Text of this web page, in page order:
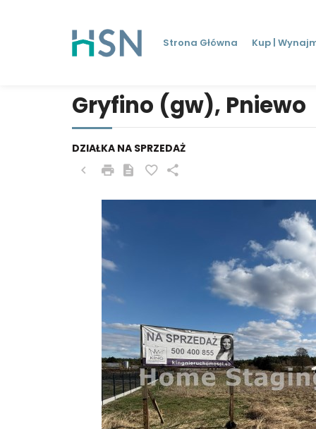
Strona Główna Kup |
Gryfino (gw), Pniewo
DZIAŁKA NA SPRZEDAŻ